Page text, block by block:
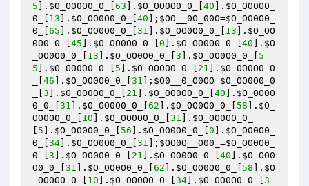
5 ]. $O_OO0O0_0_ 63 ]. $O_OO0O0_0_ 40 ]. $O_OO0O0_
0_
13 ]. $O_OO0O0_0_ 40 ]; $OO__0O_00O=$O_OO0O0_
0_
65 ]. $O_OO0O0_0_ 31 ]. $O_OO0O0_0_ 13 ]. $O_OO
0O0_0_
45 ]. $O_OO0O0_0_ 0 ]. $O_OO0O0_0_ 40 ]. $O
_OO0O0_0_
13 ]. $O_OO0O0_0_ 3 ]. $O_OO0O0_0_
5
5 ]. $O_OO0O0_0_ 5 ]. $O_OO0O0_0_ 21 ]. $O_OO0O0_0
46 ]. $O_OO0O0_0_ 31 ]; $O0__0_O0OO=$O_OO0O0_0
3 ]. $O_OO0O0_0_ 21 ]. $O_OO0O0_0_ 40 ]. $O_OO0O
0_0_
31 ]. $O_OO0O0_0_ 62 ]. $O_OO0O0_0_ 58 ]. $O_
OO0O0_0_
10 ]. $O_OO0O0_0_ 31 ]. $O_OO0O0_0_
5 ]. $O_OO0O0_0_ 56 ]. $O_OO0O0_0_ 0 ]. $O_OO0O0_
0_
34 ]. $O_OO0O0_0_ 31 ]; $OO0O__O00_ =$O_OO0O0_
0_
3 ]. $O_OO0O0_0_ 21 ]. $O_OO0O0_0_ 40 ]. $O_OO0
O0_0_
31 ]. $O_OO0O0_0_ 62 ]. $O_OO0O0_0_ 58 ]. $O
_OO0O0_0_
10 ]. $O_OO0O0_0_ 34 ]. $O_OO0O0_0_
3